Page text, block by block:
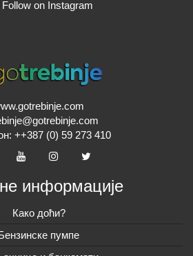
Follow on Instagram
++387 (0) 59 273 410
информације
Како доћи?
пумпе